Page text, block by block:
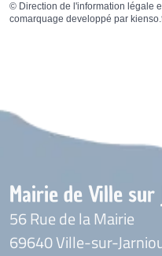
© Direction de l'information légale
comarquage developpé par
Mairie de Ville
56 Rue de la Mairie
69640 Ville-sur-